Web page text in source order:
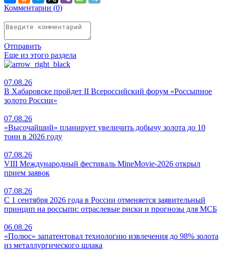
Комментарии (0)
Отправить
Еще из этого раздела
07.08.26
В Хабаровске пройдет II Всероссийский форум «Россыпное
золото России»
07.08.26
«Высочайший» планирует увеличить добычу золота до 10
тонн в 2026 году
07.08.26
VIII Международный фестиваль MineMovie-2026 открыл
прием заявок
07.08.26
С 1 сентября 2026 года в России отменяется заявительный
принцип на россыпи: отраслевые риски и прогнозы для МСБ
06.08.26
«Полюс» запатентовал технологию извлечения до 98% золота
из металлургического шлака